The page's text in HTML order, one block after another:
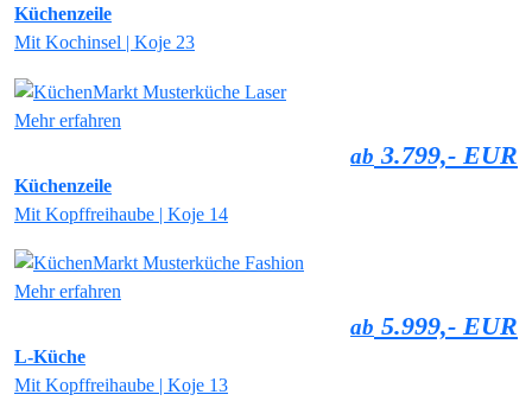
Küchenzeile
Mit Kochinsel | Koje 23
Mehr erfahren
ab 3.799,- EUR
Küchenzeile
Mit Kopffreihaube | Koje 14
Mehr erfahren
ab 5.999,- EUR
L-Küche
Mit Kopffreihaube | Koje 13